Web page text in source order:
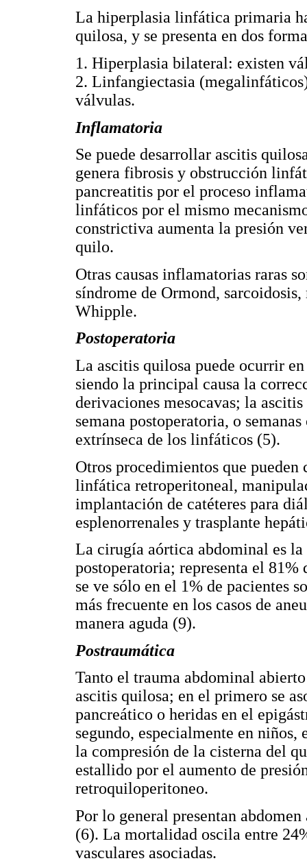
La hiperplasia linfática primaria
quilosa, y se presenta en dos
1. Hiperplasia bilateral: existen
2. Linfangiectasia
válvulas.
Inflamatoria
Se puede desarrollar ascitis
genera fibrosis y obstrucción
pancreatitis por el proceso
linfáticos por el mismo
constrictiva aumenta la presión
quilo.
Otras causas inflamatorias raras
síndrome de Ormond,
Whipple.
Postoperatoria
La ascitis quilosa puede ocurrir
siendo la principal causa la
derivaciones mesocavas; la
semana postoperatoria, o
extrínseca de los linfáticos (5).
Otros procedimientos que
linfática retroperitoneal,
implantación de catéteres para
esplenorrenales y trasplante
La cirugía aórtica abdominal es
postoperatoria; representa el 81%
se ve sólo en el 1% de pacientes
más frecuente en los casos de
manera aguda (9).
Postraumática
Tanto el trauma abdominal
ascitis quilosa; en el primero se
pancreático o heridas en el
segundo, especialmente en niños,
la compresión de la cisterna del
estallido por el aumento de
retroquiloperitoneo.
Por lo general presentan
(6). La mortalidad oscila entre
vasculares asociadas.